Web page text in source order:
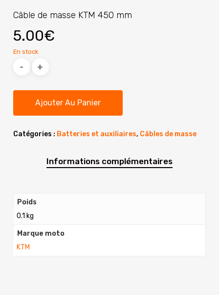
Câble de masse KTM 450 mm
5.00€
En stock
Ajouter Au Panier
Catégories : Batteries et auxiliaires, Câbles de masse
Informations complémentaires
Poids
0.1 kg
Marque moto
KTM